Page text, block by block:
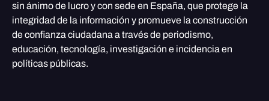
sin ánimo de lucro y con sede en España, que protege la
integridad de la información y promueve la construcción
de confianza ciudadana a través de periodismo,
educación, tecnología, investigación e incidencia en
políticas públicas.